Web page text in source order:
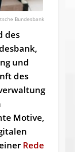
Bundesbank
des
und
des
Motive,
Rede